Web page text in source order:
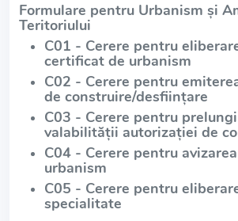
Formulare pentru Urbanism și
Teritoriului
C01 - Cerere pentru
certificat de urbanism
C02 - Cerere pentru
de construire/desființare
C03 - Cerere pentru
valabilității autorizației de
C04 - Cerere pentru
urbanism
C05 - Cerere pentru
specialitate